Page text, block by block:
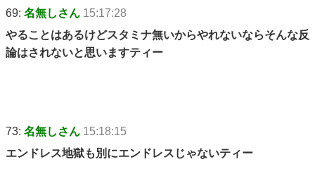
69: 名無しさん 15:17:28
やることはあるけどスタミナ無いからやれないならそんな反
論はされないと思いますティー
73: 名無しさん 15:18:15
エンドレス地獄も別にエンドレスじゃないティー